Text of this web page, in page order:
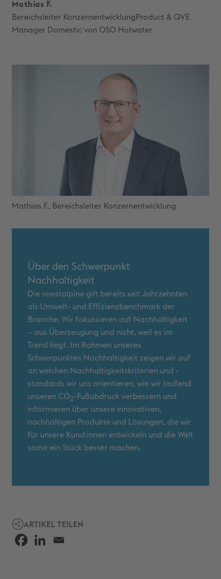
Mathias F.
Bereichsleiter KonzernentwicklungProduct & QVE
Manager Domestic von OSO Hotwater
Mathias F., Bereichsleiter Konzernentwicklung
Über den Schwerpunkt
Nachhaltigkeit
Die voestalpine gilt bereits seit Jahrzehnten
als Umwelt- und Effizienzbenchmark der
Branche. Wir fokussieren auf Nachhaltigkeit
– aus Überzeugung und nicht, weil es im
Trend liegt. Im Rahmen unseres
Schwerpunktes Nachhaltigkeit zeigen wir auf
an welchen Nachhaltigkeitskriterien und -
standards wir uns orientieren, wie wir laufend
unseren CO2-Fußabdruck verbessern und
informieren über unsere innovativen,
nachhaltigen Produkte und Lösungen, die wir
für unsere Kund:innen entwickeln und die Welt
somit ein Stück besser machen.
ARTIKEL TEILEN